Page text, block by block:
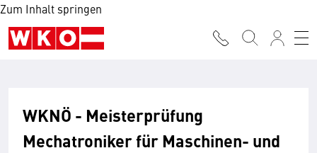
Zum Inhalt springen
WKNÖ - Meisterprüfung
Mechatroniker für Maschinen- und